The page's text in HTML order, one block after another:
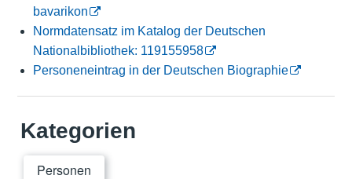
bavarikon
Normdatensatz im Katalog der Deutschen
Nationalbibliothek: 119155958
Personeneintrag in der Deutschen Biographie
Kategorien
Personen